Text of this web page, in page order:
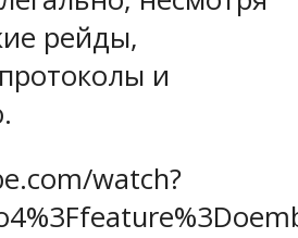
рейды,
и
watch?